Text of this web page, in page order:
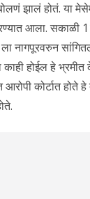
झालं होतं. या
आला. सकाळी
नागपूरवरुन
काही होईल हे
कोर्टात होते हे